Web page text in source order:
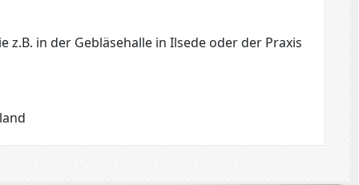
in der Gebläsehalle in Ilsede oder der Praxis